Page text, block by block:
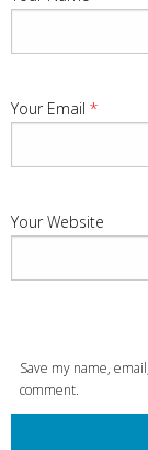
Your Email *
Your Website
Save my name,
comment.